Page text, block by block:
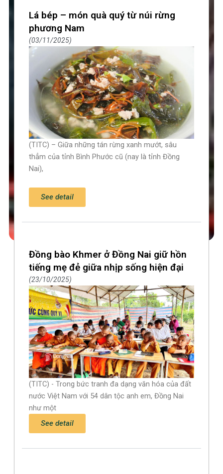
Lá bép – món quà quý từ núi rừng
phương Nam
03/11/2025
(TITC) – Giữa những tán rừng xanh mướt, sâu
thẳm của tỉnh Bình Phước cũ (nay là tỉnh Đồng
Nai),
See detail
Đồng bào Khmer ở Đồng Nai giữ hồn
tiếng mẹ đẻ giữa nhịp sống hiện đại
23/10/2025
(TITC) - Trong bức tranh đa dạng văn hóa của đất
nước Việt Nam với 54 dân tộc anh em, Đồng Nai
như một
See detail